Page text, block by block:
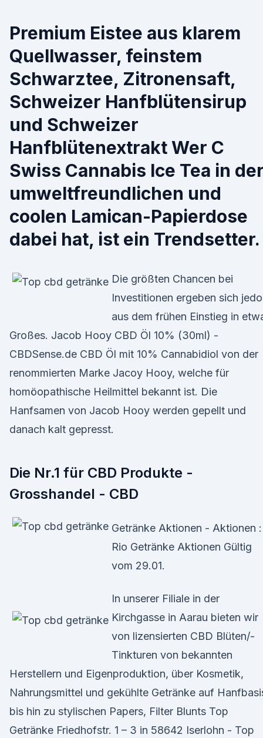
Premium Eistee aus klarem
Quellwasser, feinstem
Schwarztee, Zitronensaft,
Schweizer Hanfblütensirup
und Schweizer
Hanfblütenextrakt Wer C
Swiss Cannabis Ice Tea in
umweltfreundlichen und
coolen Lamican-Papierdose
dabei hat, ist ein Trendsetter.
Die größten Chancen bei
Investitionen ergeben sich
aus dem frühen Einstieg in
Großes. Jacob Hooy CBD Öl 10% (30ml) -
CBDSense.de CBD Öl mit 10% Cannabidiol von der
renommierten Marke Jacoy Hooy, welche für
homöopathische Heilmittel bekannt ist. Die
Hanfsamen von Jacob Hooy werden gepellt und
danach kalt gepresst.
Die Nr.1 für CBD Produkte -
Grosshandel - CBD
Getränke Aktionen - Aktionen :
Rio Getränke Aktionen Gültig
vom 29.01.
In unserer Filiale in der
Kirchgasse in Aarau bieten wir
von lizensierten CBD Blüten/-
Tinkturen von bekannten
Herstellern und Eigenproduktion, über Kosmetik,
Nahrungsmittel und gekühlte Getränke auf
bis hin zu stylischen Papers, Filter Blunts Top
Getränke Friedhofstr. 1 – 3 in 58642 Iserlohn - Top